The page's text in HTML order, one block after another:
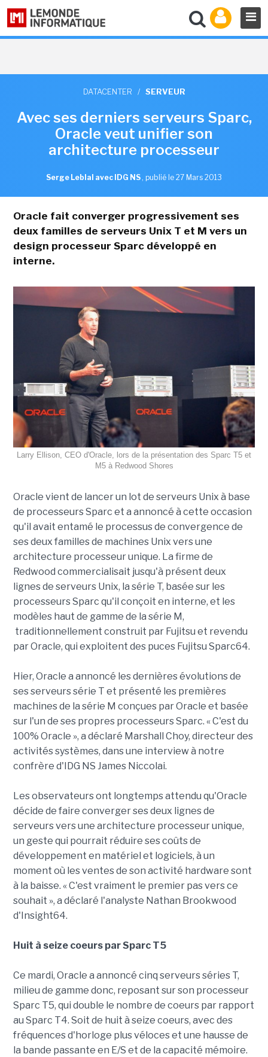
DATACENTER / SERVEUR
Avec ses derniers serveurs Sparc,
Oracle veut unifier son
architecture processeur
Serge Leblal avec IDG NS , publié le 27 Mars 2013
Oracle fait converger progressivement ses
deux familles de serveurs Unix T et M vers un
design processeur Sparc développé en
interne.
Larry Ellison, CEO d'Oracle, lors de la présentation des Sparc T5 et
M5 à Redwood Shores
Oracle vient de lancer un lot de serveurs Unix à base
de processeurs Sparc et a annoncé à cette occasion
qu'il avait entamé le processus de convergence de
ses deux familles de machines Unix vers une
architecture processeur unique. La firme de
Redwood commercialisait jusqu'à présent deux
lignes de serveurs Unix, la série T, basée sur les
processeurs Sparc qu'il conçoit en interne, et les
modèles haut de gamme de la série M,
traditionnellement construit par Fujitsu et revendu
par Oracle, qui exploitent des puces Fujitsu Sparc64.
Hier, Oracle a annoncé les dernières évolutions de
ses serveurs série T et présenté les premières
machines de la série M conçues par Oracle et basée
sur l'un de ses propres processeurs Sparc. « C'est du
100% Oracle », a déclaré Marshall Choy, directeur des
activités systèmes, dans une interview à notre
confrère d'IDG NS James Niccolai.
Les observateurs ont longtemps attendu qu'Oracle
décide de faire converger ses deux lignes de
serveurs vers une architecture processeur unique,
un geste qui pourrait réduire ses coûts de
développement en matériel et logiciels, à un
moment où les ventes de son activité hardware sont
à la baisse. « C'est vraiment le premier pas vers ce
souhait », a déclaré l'analyste Nathan Brookwood
d'Insight64.
Huit à seize coeurs par Sparc T5
Ce mardi, Oracle a annoncé cinq serveurs séries T,
milieu de gamme donc, reposant sur son processeur
Sparc T5, qui double le nombre de coeurs par rapport
au Sparc T4. Soit de huit à seize coeurs, avec des
fréquences d'horloge plus véloces et une hausse de
la bande passante en E/S et de la capacité mémoire.